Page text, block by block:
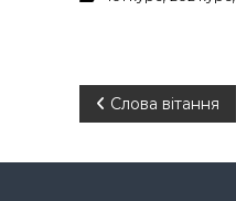
Н
а
Слова вітання